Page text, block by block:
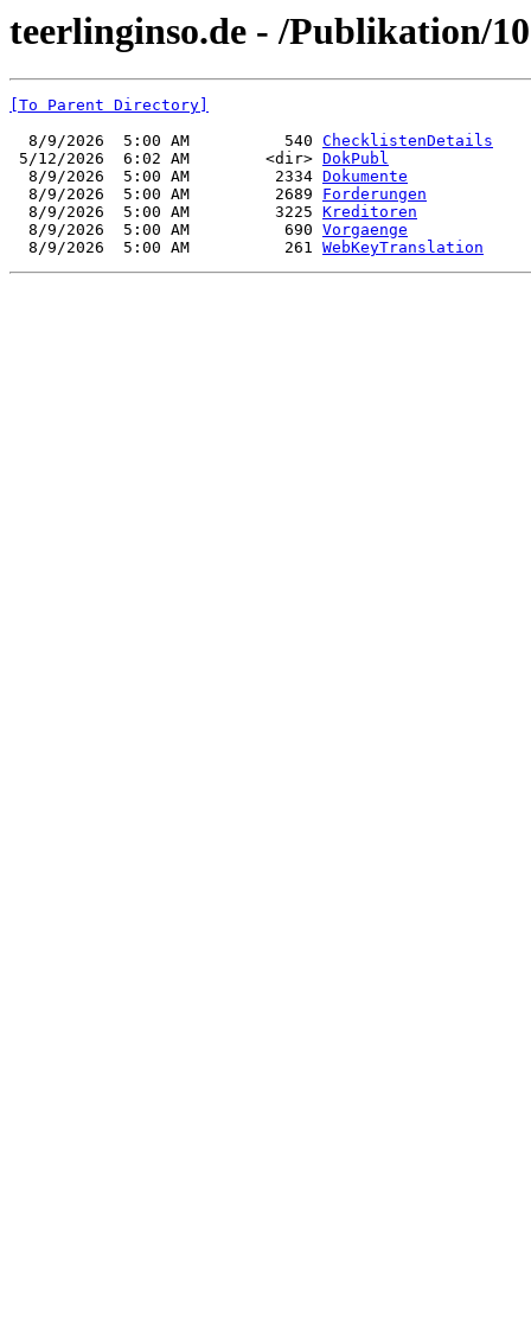
teerlinginso.de - /Publikation/
[To Parent Directory]
  8/9/2026  5:00 AM          540
ChecklistenDetails
5/12/2026  6:02 AM        <dir> DokPubl
  8/9/2026  5:00 AM         2334
Dokumente
  8/9/2026  5:00 AM         2689
Forderungen
  8/9/2026  5:00 AM         3225
Kreditoren
  8/9/2026  5:00 AM          690
Vorgaenge
  8/9/2026  5:00 AM          261
WebKeyTranslation